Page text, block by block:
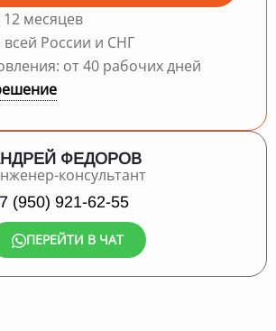
12 месяцев
всей России и СНГ
от 40 рабочих дней
ФЕДОРОВ
консультант
(950) 921-62-55
ПЕРЕЙТИ В ЧАТ